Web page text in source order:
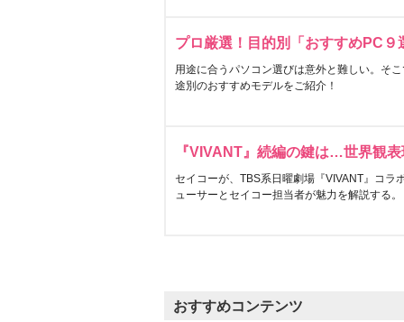
プロ厳選！目的別「おすすめPC９
用途に合うパソコン選びは意外と難しい。そ
途別のおすすめモデルをご紹介！
『VIVANT』続編の鍵は…世界観
セイコーが、TBS系日曜劇場『VIVANT』コラ
ューサーとセイコー担当者が魅力を解説する。
おすすめコンテンツ